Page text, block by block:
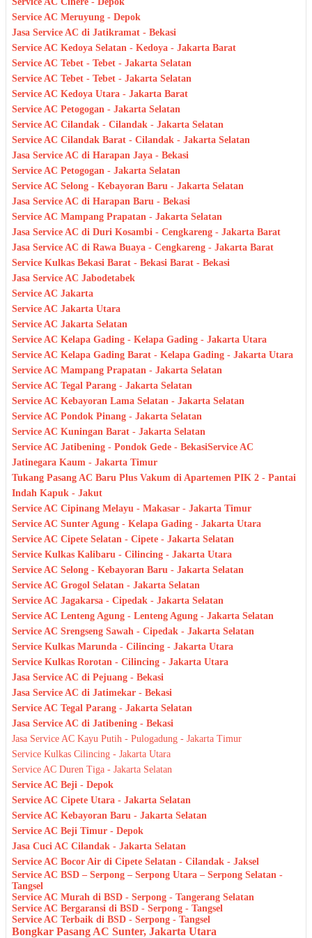
Service AC Meruyung - Depok
Jasa Service AC di Jatikramat - Bekasi
Service AC Kedoya Selatan - Kedoya - Jakarta Barat
Service AC Tebet - Tebet - Jakarta Selatan
Service AC Tebet - Tebet - Jakarta Selatan
Service AC Kedoya Utara - Jakarta Barat
Service AC Petogogan - Jakarta Selatan
Service AC Cilandak - Cilandak - Jakarta Selatan
Service AC Cilandak Barat - Cilandak - Jakarta Selatan
Jasa Service AC di Harapan Jaya - Bekasi
Service AC Petogogan - Jakarta Selatan
Service AC Selong - Kebayoran Baru - Jakarta Selatan
Jasa Service AC di Harapan Baru - Bekasi
Service AC Mampang Prapatan - Jakarta Selatan
Jasa Service AC di Duri Kosambi - Cengkareng - Jakarta Barat
Jasa Service AC di Rawa Buaya - Cengkareng - Jakarta Barat
Service Kulkas Bekasi Barat - Bekasi Barat - Bekasi
Jasa Service AC Jabodetabek
Service AC Jakarta
Service AC Jakarta Utara
Service AC Jakarta Selatan
Service AC Kelapa Gading - Kelapa Gading - Jakarta Utara
Service AC Kelapa Gading Barat - Kelapa Gading - Jakarta Utara
Service AC Mampang Prapatan - Jakarta Selatan
Service AC Tegal Parang - Jakarta Selatan
Service AC Kebayoran Lama Selatan - Jakarta Selatan
Service AC Pondok Pinang - Jakarta Selatan
Service AC Kuningan Barat - Jakarta Selatan
Service AC Jatibening - Pondok Gede - BekasiService AC
Jatinegara Kaum - Jakarta Timur
Tukang Pasang AC Baru Plus Vakum di Apartemen PIK 2 - Pantai
Indah Kapuk - Jakut
Service AC Cipinang Melayu - Makasar - Jakarta Timur
Service AC Sunter Agung - Kelapa Gading - Jakarta Utara
Service AC Cipete Selatan - Cipete - Jakarta Selatan
Service Kulkas Kalibaru - Cilincing - Jakarta Utara
Service AC Selong - Kebayoran Baru - Jakarta Selatan
Service AC Grogol Selatan - Jakarta Selatan
Service AC Jagakarsa - Cipedak - Jakarta Selatan
Service AC Lenteng Agung - Lenteng Agung - Jakarta Selatan
Service AC Srengseng Sawah - Cipedak - Jakarta Selatan
Service Kulkas Marunda - Cilincing - Jakarta Utara
Service Kulkas Rorotan - Cilincing - Jakarta Utara
Jasa Service AC di Pejuang - Bekasi
Jasa Service AC di Jatimekar - Bekasi
Service AC Tegal Parang - Jakarta Selatan
Jasa Service AC di Jatibening - Bekasi
Jasa Service AC Kayu Putih - Pulogadung - Jakarta Timur
Service Kulkas Cilincing - Jakarta Utara
Service AC Duren Tiga - Jakarta Selatan
Service AC Beji - Depok
Service AC Cipete Utara - Jakarta Selatan
Service AC Kebayoran Baru - Jakarta Selatan
Service AC Beji Timur - Depok
Jasa Cuci AC Cilandak - Jakarta Selatan
Service AC Bocor Air di Cipete Selatan - Cilandak - Jaksel
Service AC BSD – Serpong – Serpong Utara – Serpong Selatan -
Tangsel
Service AC Murah di BSD - Serpong - Tangerang Selatan
Service AC Bergaransi di BSD - Serpong - Tangsel
Service AC Terbaik di BSD - Serpong - Tangsel
Bongkar Pasang AC Sunter, Jakarta Utara